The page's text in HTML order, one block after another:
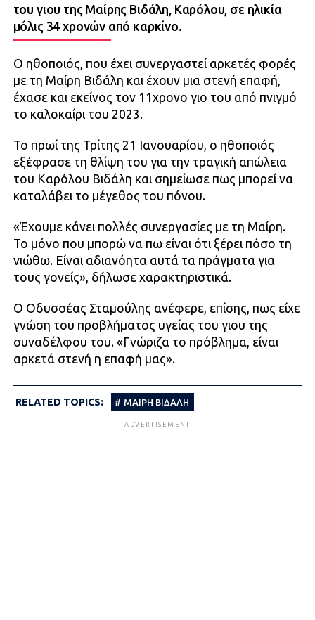
του γιου της Μαίρης Βιδάλη, Καρόλου, σε ηλικία
μόλις 34 χρονών από καρκίνο.
Ο ηθοποιός, που έχει συνεργαστεί αρκετές φορές
με τη Μαίρη Βιδάλη και έχουν μια στενή επαφή,
έχασε και εκείνος τον 11χρονο γιο του από πνιγμό
το καλοκαίρι του 2023.
Το πρωί της Τρίτης 21 Ιανουαρίου, ο ηθοποιός
εξέφρασε τη θλίψη του για την τραγική απώλεια
του Καρόλου Βιδάλη και σημείωσε πως μπορεί να
καταλάβει το μέγεθος του πόνου.
«Έχουμε κάνει πολλές συνεργασίες με τη Μαίρη.
Το μόνο που μπορώ να πω είναι ότι ξέρει πόσο τη
νιώθω. Είναι αδιανόητα αυτά τα πράγματα για
τους γονείς», δήλωσε χαρακτηριστικά.
Ο Οδυσσέας Σταμούλης ανέφερε, επίσης, πως είχε
γνώση του προβλήματος υγείας του γιου της
συναδέλφου του. «Γνώριζα το πρόβλημα, είναι
αρκετά στενή η επαφή μας».
RELATED TOPICS: ΜΑΊΡΗ ΒΙΔΆΛΗ
ADVERTISEMENT